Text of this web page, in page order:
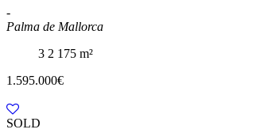
-
Palma de Mallorca
3 2 175 m²
1.595.000€
SOLD